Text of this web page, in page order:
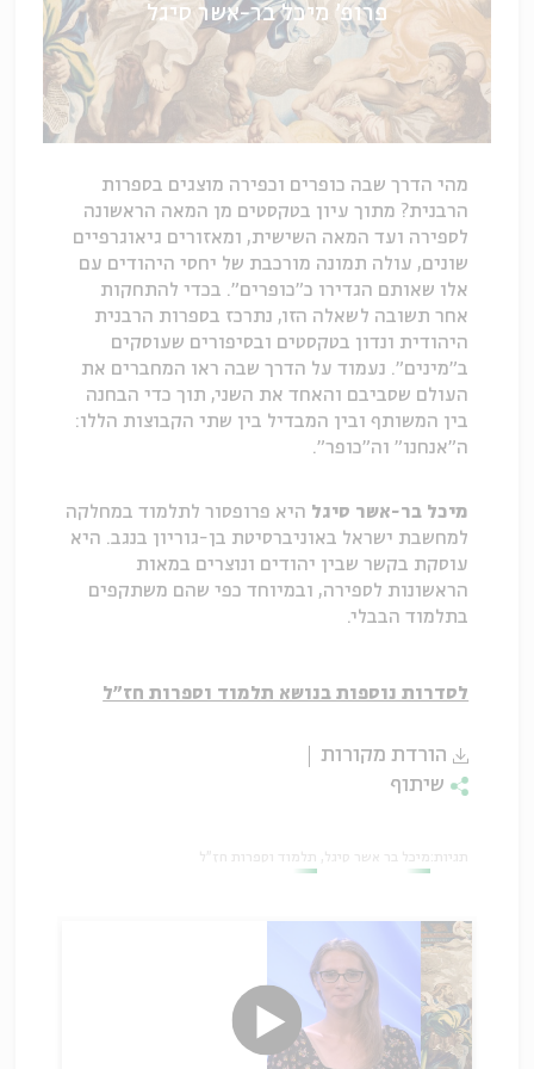
פרופ' מיכל בר-אשר סיגל
מהי הדרך שבה כופרים וכפירה מוצגים בספרות
הרבנית? מתוך עיון בטקסטים מן המאה הראשונה
לספירה ועד המאה השישית, ומאזורים גיאוגרפיים
שונים, עולה תמונה מורכבת של יחסי היהודים עם
אלו שאותם הגדירו כ"כופרים". בכדי להתחקות
אחר תשובה לשאלה הזו, נתרכז בספרות הרבנית
היהודית ונדון בטקסטים ובסיפורים שעוסקים
ב"מינים". נעמוד על הדרך שבה ראו המחברים את
העולם שסביבם והאחד את השני, תוך כדי הבחנה
בין המשותף ובין המבדיל בין שתי הקבוצות הללו:
ה"אנחנו" וה"כופר".
מיכל בר-אשר סיגל היא פרופסור לתלמוד במחלקה
למחשבת ישראל באוניברסיטת בן-גוריון בנגב. היא
עוסקת בקשר שבין יהודים ונוצרים במאות
הראשונות לספירה, ובמיוחד כפי שהם משתקפים
בתלמוד הבבלי.
לסדרות נוספות בנושא תלמוד וספרות חז"ל
הורדת מקורות
שיתוף
תגיות:מיכל בר אשר סיגל תלמוד וספרות חז"ל